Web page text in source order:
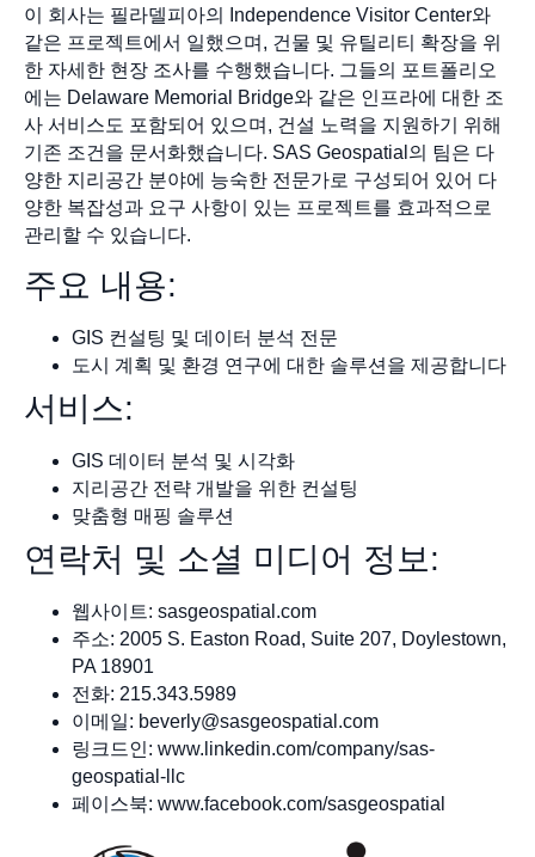
이 회사는 필라델피아의 Independence Visitor Center와
같은 프로젝트에서 일했으며, 건물 및 유틸리티 확장을 위
한 자세한 현장 조사를 수행했습니다. 그들의 포트폴리오
에는 Delaware Memorial Bridge와 같은 인프라에 대한 조
사 서비스도 포함되어 있으며, 건설 노력을 지원하기 위해
기존 조건을 문서화했습니다. SAS Geospatial의 팀은 다
양한 지리공간 분야에 능숙한 전문가로 구성되어 있어 다
양한 복잡성과 요구 사항이 있는 프로젝트를 효과적으로
관리할 수 있습니다.
주요 내용:
GIS 컨설팅 및 데이터 분석 전문
도시 계획 및 환경 연구에 대한 솔루션을 제공합니다
서비스:
GIS 데이터 분석 및 시각화
지리공간 전략 개발을 위한 컨설팅
맞춤형 매핑 솔루션
연락처 및 소셜 미디어 정보:
웹사이트: sasgeospatial.com
주소: 2005 S. Easton Road, Suite 207, Doylestown,
PA 18901
전화: 215.343.5989
이메일: beverly@sasgeospatial.com
링크드인: www.linkedin.com/company/sas-
geospatial-llc
페이스북: www.facebook.com/sasgeospatial